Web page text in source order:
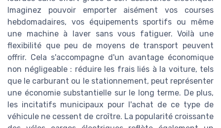
Imaginez pouvoir emporter aisément vos courses
hebdomadaires, vos équipements sportifs ou même
une machine à laver sans vous fatiguer. Voilà une
flexibilité que peu de moyens de transport peuvent
offrir. Cela s'accompagne d'un avantage économique
non négligeable : réduire les frais liés à la voiture, tels
que le carburant ou le stationnement, peut représenter
une économie substantielle sur le long terme. De plus,
les incitatifs municipaux pour l'achat de ce type de
véhicule ne cessent de croître. La popularité croissante